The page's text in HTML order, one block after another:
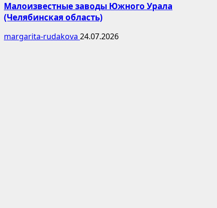
Малоизвестные заводы Южного Урала
(Челябинская область)
margarita-rudakova 24.07.2026